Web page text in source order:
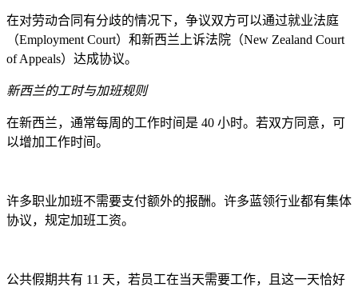
在对劳动合同有分歧的情况下，争议双方可以通过就业法庭
（Employment Court）和新西兰上诉法院（New Zealand Court
of Appeals）达成协议。
新西兰的工时与加班规则
在新西兰，通常每周的工作时间是 40 小时。若双方同意，可
以增加工作时间。
许多职业加班不需要支付额外的报酬。许多蓝领行业都有集体
协议，规定加班工资。
公共假期共有 11 天，若员工在当天需要工作，且这一天恰好